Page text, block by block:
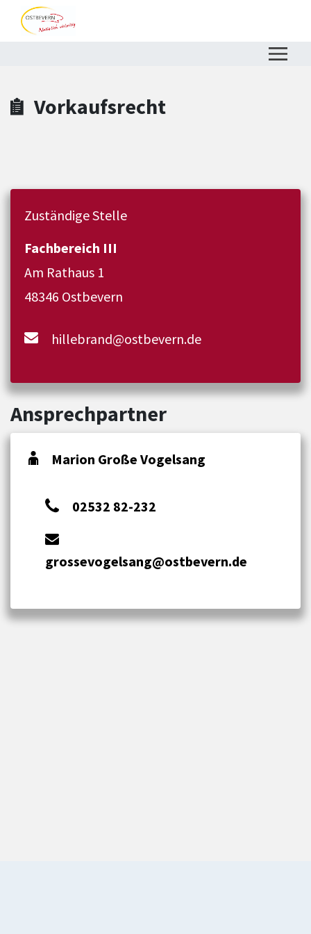
Zum Header
Zum Hauptinhalt
Zum Footer
Zum Hauptinhalt springen
Vorkaufsrecht
Zuständige Stelle
Fachbereich III
Am Rathaus 1
48346 Ostbevern
hillebrand@ostbevern.de
Ansprechpartner
Marion Große Vogelsang
02532 82-232
grossevogelsang@ostbevern.de